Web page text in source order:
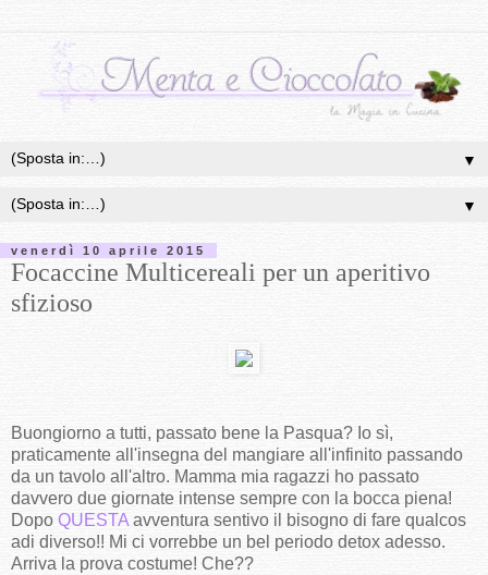
▼
▼
venerdì 10 aprile 2015
Focaccine Multicereali per un aperitivo
sfizioso
Buongiorno a tutti, passato bene la Pasqua? Io sì,
praticamente all'insegna del mangiare all'infinito passando
da un tavolo all'altro. Mamma mia ragazzi ho passato
davvero due giornate intense sempre con la bocca piena!
Dopo QUESTA avventura sentivo il bisogno di fare qualcos
adi diverso!! Mi ci vorrebbe un bel periodo detox adesso.
Arriva la prova costume! Che??